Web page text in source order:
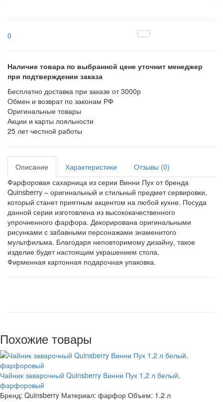
0
Наличие товара по выбранной цене уточнит менеджер
при подтверждении заказа
Бесплатно доставка при заказе от 3000р
Обмен и возврат по законам РФ
Оригинальные товары
Акции и карты лояльности
25 лет честной работы
Описание Характеристики
Отзывы (0)
Фарфоровая сахарница из серии Винни Пух от бренда
Quinsberry – оригинальный и стильный предмет сервировки,
который станет приятным акцентом на любой кухне. Посуда
данной серии изготовлена из высококачественного
упрочненного фарфора. Декорирована оригинальными
рисунками с забавными персонажами знаменитого
мультфильма. Благодаря неповторимому дизайну, такое
изделие будет настоящим украшением стола.
Фирменная картонная подарочная упаковка.
Похожие товары
Чайник заварочный Quinsberry Винни Пух 1,2 л белый,
фарфоровый
Бренд: Quinsberry Материал: фарфор Объем: 1.2 л